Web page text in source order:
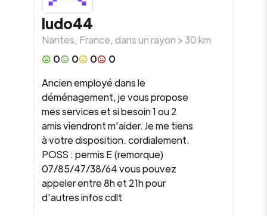
ludo44
Nantes, France, dans un rayon >30km
0
0 0
0
Ancien employé dans le
déménagement, je vous propose
mes services et si besoin 1 ou 2
amis viendront m'aider. Je me tiens
à votre disposition. cordialement.
POSS : permis E (remorque)
07/85/47/38/64 vous pouvez
appeler entre 8h et 21h pour
d'autres infos cdlt